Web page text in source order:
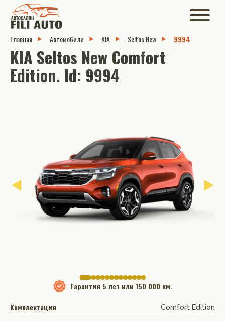
Главная Автомобили KIA Seltos New 9994
KIA Seltos New Comfort
Edition. Id: 9994
Гарантия 5 лет или 150 000 км.
Комплектация
Comfort Edition